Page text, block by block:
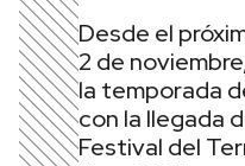
Desde el
2 de
la temporada
con la llegada
Festival del